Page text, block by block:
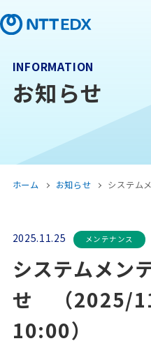
INFORMATION
お知らせ
ホーム お知らせ システム
2025.11.25 メンテナンス
システムメン
せ （2025/
10:00）